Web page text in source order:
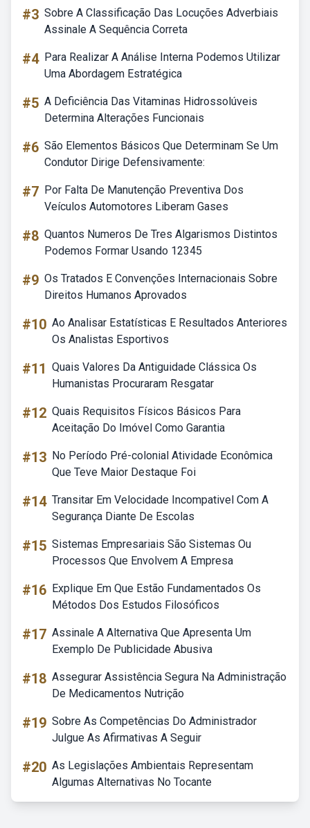
#3 Sobre A Classificação Das Locuções Adverbiais
Assinale A Sequência Correta
#4 Para Realizar A Análise Interna Podemos Utilizar
Uma Abordagem Estratégica
#5 A Deficiência Das Vitaminas Hidrossolúveis
Determina Alterações Funcionais
#6 São Elementos Básicos Que Determinam Se Um
Condutor Dirige Defensivamente:
#7 Por Falta De Manutenção Preventiva Dos
Veículos Automotores Liberam Gases
#8 Quantos Numeros De Tres Algarismos Distintos
Podemos Formar Usando 12345
#9 Os Tratados E Convenções Internacionais Sobre
Direitos Humanos Aprovados
#10 Ao Analisar Estatísticas E Resultados Anteriores
Os Analistas Esportivos
#11 Quais Valores Da Antiguidade Clássica Os
Humanistas Procuraram Resgatar
#12 Quais Requisitos Físicos Básicos Para
Aceitação Do Imóvel Como Garantia
#13 No Período Pré-colonial Atividade Econômica
Que Teve Maior Destaque Foi
#14 Transitar Em Velocidade Incompativel Com A
Segurança Diante De Escolas
#15 Sistemas Empresariais São Sistemas Ou
Processos Que Envolvem A Empresa
#16 Explique Em Que Estão Fundamentados Os
Métodos Dos Estudos Filosóficos
#17 Assinale A Alternativa Que Apresenta Um
Exemplo De Publicidade Abusiva
#18 Assegurar Assistência Segura Na Administração
De Medicamentos Nutrição
#19 Sobre As Competências Do Administrador
Julgue As Afirmativas A Seguir
#20 As Legislações Ambientais Representam
Algumas Alternativas No Tocante